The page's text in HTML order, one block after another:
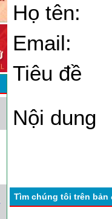
Họ tên:
Email:
Tiêu đề
Nội dung
Tìm chúng tôi trên bản